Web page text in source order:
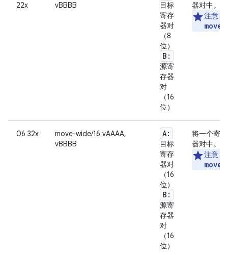
22x
vBBBB
目标
寄存
器对
（8
位）
B:
源寄
存器
对
（16
位）
器对中。
注意
06 32x
move-wide/16 vAAAA,
vBBBB
A:
目标
寄存
器对
（16
位）
B:
源寄
存器
对
（16
位）
将一个寄
器对中。
注意